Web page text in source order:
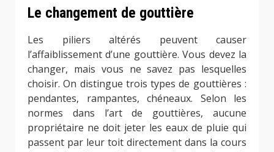
Le changement de gouttière
Les piliers altérés peuvent causer
l’affaiblissement d’une gouttière. Vous devez la
changer, mais vous ne savez pas lesquelles
choisir. On distingue trois types de gouttières :
pendantes, rampantes, chéneaux. Selon les
normes dans l’art de gouttières, aucune
propriétaire ne doit jeter les eaux de pluie qui
passent par leur toit directement dans la cours